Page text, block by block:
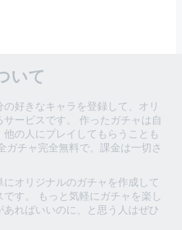
いて
好きなキャラを登録して、オリ
ービスです。 作ったガチャは自
の人にプレイしてもらうことも
ガチャ完全無料で、課金は一切さ
オリジナルのガチャを作成して
す。 もっと気軽にガチャを楽し
ればいいのに、と思う人はぜひ